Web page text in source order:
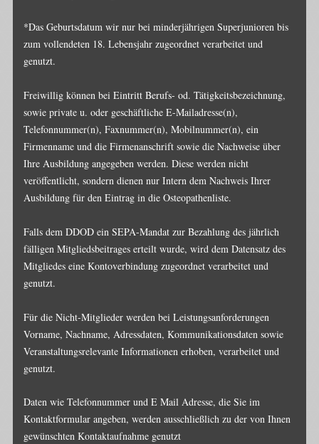
*Das Geburtsdatum wir nur bei minderjährigen Superjunioren bis
zum vollendeten 18. Lebensjahr zugeordnet verarbeitet und
genutzt.
Freiwillig können bei Eintritt Berufs- od. Tätigkeitsbezeichnung,
sowie private u. oder geschäftliche E-Mailadresse(n),
Telefonnummer(n), Faxnummer(n), Mobilnummer(n), ein
Firmenname und die Firmenanschrift sowie die Nachweise über
Ihre Ausbildung angegeben werden. Diese werden nicht
veröffentlicht, sondern dienen nur Intern dem Nachweis Ihrer
Ausbildung für den Eintrag in die Osteopathenliste.
Falls dem DDOD ein SEPA-Mandat zur Bezahlung des jährlich
fälligen Mitgliedsbeitrages erteilt wurde, wird dem Datensatz des
Mitgliedes eine Kontoverbindung zugeordnet verarbeitet und
genutzt.
Für die Nicht-Mitglieder werden bei Leistungsanforderungen
Vorname, Nachname, Adressdaten, Kommunikationsdaten sowie
Veranstaltungsrelevante Informationen erhoben, verarbeitet und
genutzt.
Daten wie Telefonnummer und E Mail Adresse, die Sie im
Kontaktformular angeben, werden ausschließlich zu der von Ihnen
gewünschten Kontaktaufnahme genutzt